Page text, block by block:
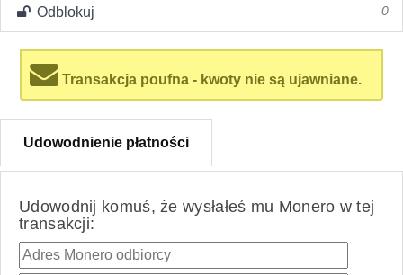
Odblokuj 0
Transakcja poufna - kwoty nie są ujawniane.
Udowodnienie płatności
Udowodnij komuś, że wysłałeś mu Monero w tej
transakcji: